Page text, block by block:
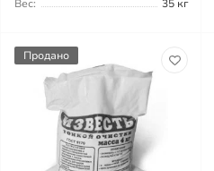
Вес:
35 кг
Продано